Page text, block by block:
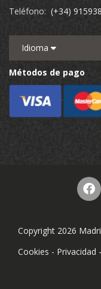
Teléfono: (+34)
Idioma
Métodos de pago
Copyright 2026
Cookies - Privacidad -